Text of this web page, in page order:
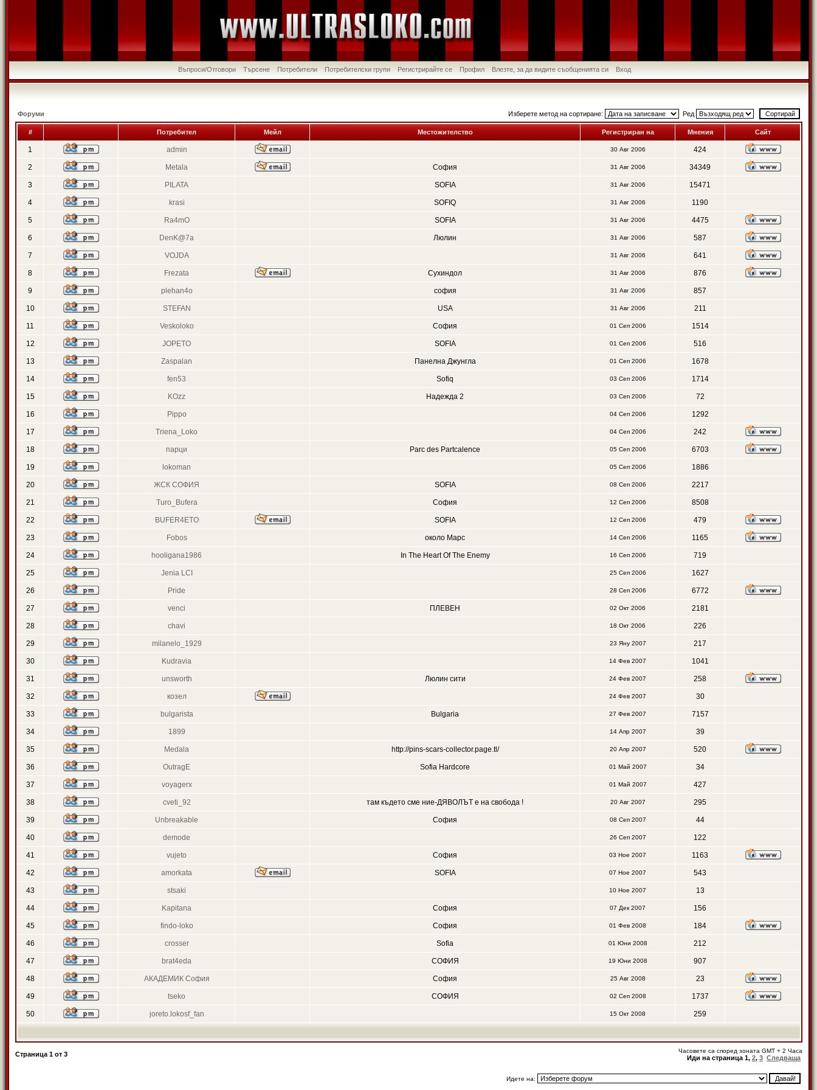
Въпроси/Отговори Търсене Потребители Потребителски групи Регистрирайте се Профил Влезте, за да видите съобщенията си Вход
Форуми Изберете метод на сортиране: Ред
# Потребител Мейл Местожителство Регистриран на Мнения Сайт
1 admin 30 Авг 2006 424
2 Metala София 31 Авг 2006 34349
3 PILATA SOFIA 31 Авг 2006 15471
4 krasi SOFIQ 31 Авг 2006 1190
5 Ra4mO SOFIA 31 Авг 2006 4475
6 DenK@7a Люлин 31 Авг 2006 587
7 VOJDA 31 Авг 2006 641
8 Frezata Сухиндол 31 Авг 2006 876
9 plehan4o софия 31 Авг 2006 857
10 STEFAN USA 31 Авг 2006 211
11 Veskoloko София 01 Сеп 2006 1514
12 JOPETO SOFIA 01 Сеп 2006 516
13 Zaspalan Панелна Джунгла 01 Сеп 2006 1678
14 fen53 Sofiq 03 Сеп 2006 1714
15 KOzz Надежда 2 03 Сеп 2006 72
16 Pippo 04 Сеп 2006 1292
17 Triena_Loko 04 Сеп 2006 242
18 парци Parc des Partcalence 05 Сеп 2006 6703
19 lokoman 05 Сеп 2006 1886
20 ЖСК СОФИЯ SOFIA 08 Сеп 2006 2217
21 Turo_Bufera София 12 Сеп 2006 8508
22 BUFER4ETO SOFIA 12 Сеп 2006 479
23 Fobos около Марс 14 Сеп 2006 1165
24 hooligana1986 In The Heart Of The Enemy 16 Сеп 2006 719
25 Jenia LCI 25 Сеп 2006 1627
26 Pride 28 Сеп 2006 6772
27 venci ПЛЕВЕН 02 Окт 2006 2181
28 chavi 18 Окт 2006 226
29 milanelo_1929 23 Яну 2007 217
30 Kudravia 14 Фев 2007 1041
31 unsworth Люлин сити 24 Фев 2007 258
32 козел 24 Фев 2007 30
33 bulgarista Bulgaria 27 Фев 2007 7157
34 1899 14 Апр 2007 39
35 Medala http://pins-scars-collector.page.tl/ 20 Апр 2007 520
36 OutragE Sofia Hardcore 01 Май 2007 34
37 voyagerx 01 Май 2007 427
38 cveti_92 там където сме ние-ДЯВОЛЪТ е на свобода ! 20 Авг 2007 295
39 Unbreakable София 08 Сеп 2007 44
40 demode 26 Сеп 2007 122
41 vujeto София 03 Ное 2007 1163
42 amorkata SOFIA 07 Ное 2007 543
43 stsaki 10 Ное 2007 13
44 Kapitana София 07 Дек 2007 156
45 findo-loko София 01 Фев 2008 184
46 crosser Sofia 01 Юни 2008 212
47 brat4eda СОФИЯ 19 Юни 2008 907
48 АКАДЕМИК София София 25 Авг 2008 23
49 tseko СОФИЯ 02 Сеп 2008 1737
50 joreto.lokosf_fan 15 Окт 2008 259
Страница 1 от 3 Часовете са според зоната GMT + 2 Часа
Иди на страница 1, 2, 3 Следваща
Идете на: